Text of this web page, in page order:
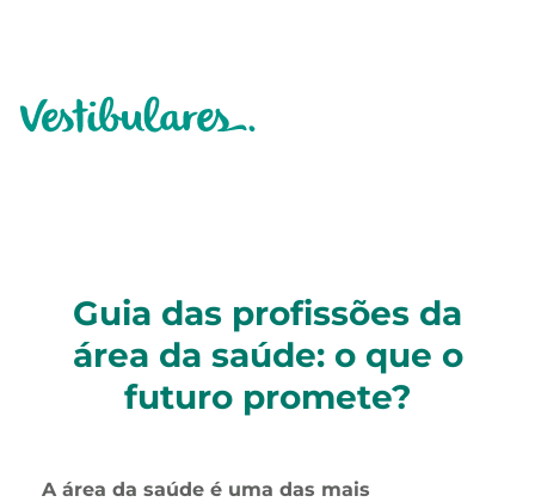
Guia das profissões da
área da saúde: o que o
futuro promete?
A área da saúde é uma das mais